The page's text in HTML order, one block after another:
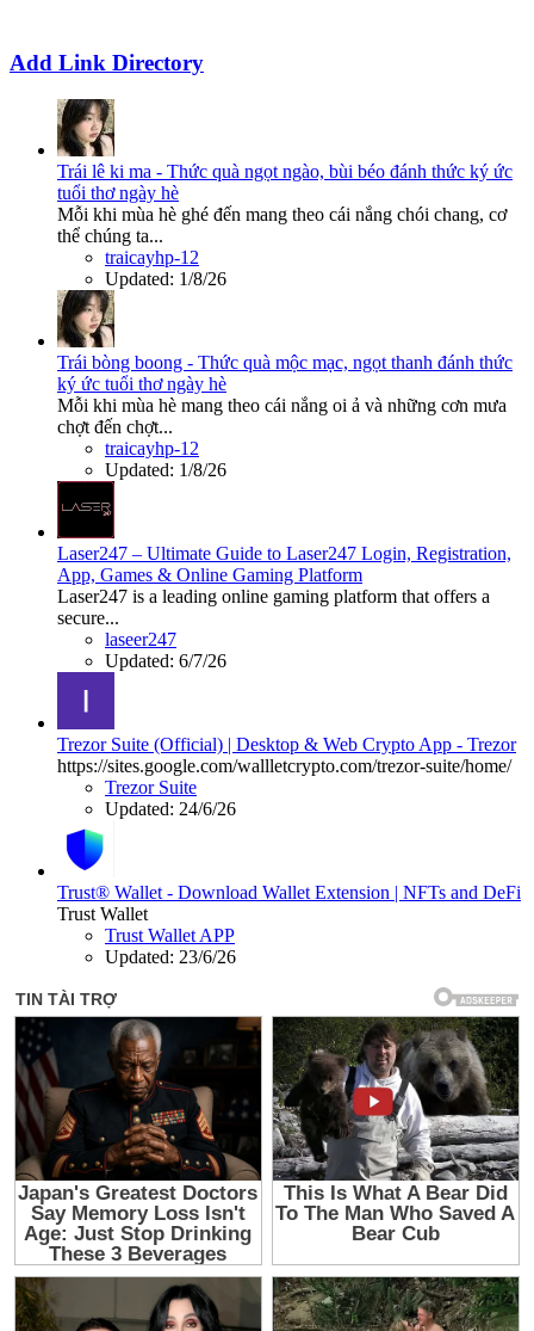
Add Link Directory
Trái lê ki ma - Thức quà ngọt ngào, bùi béo đánh thức ký ức
tuổi thơ ngày hè
Mỗi khi mùa hè ghé đến mang theo cái nắng chói chang, cơ
thể chúng ta...
traicayhp-12
Updated: 1/8/26
Trái bòng boong - Thức quà mộc mạc, ngọt thanh đánh thức
ký ức tuổi thơ ngày hè
Mỗi khi mùa hè mang theo cái nắng oi ả và những cơn mưa
chợt đến chợt...
traicayhp-12
Updated: 1/8/26
Laser247 – Ultimate Guide to Laser247 Login, Registration,
App, Games & Online Gaming Platform
Laser247 is a leading online gaming platform that offers a
secure...
laseer247
Updated: 6/7/26
Trezor Suite (Official) | Desktop & Web Crypto App - Trezor
https://sites.google.com/wallletcrypto.com/trezor-suite/home/
Trezor Suite
Updated: 24/6/26
Trust® Wallet - Download Wallet Extension | NFTs and DeFi
Trust Wallet
Trust Wallet APP
Updated: 23/6/26